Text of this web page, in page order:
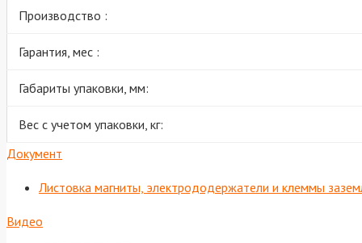
Производство :
Гарантия, мес :
Габариты упаковки, мм:
Вес с учетом упаковки, кг:
Документ
Листовка магниты, электрододержатели и клеммы
Видео